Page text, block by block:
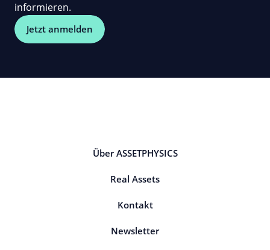
informieren.
Jetzt anmelden
Über ASSETPHYSICS
Real Assets
Kontakt
Newsletter